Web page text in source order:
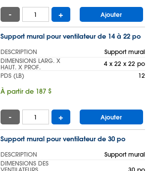
- + Ajouter
Support mural pour ventilateur de 14 à 22 po
DESCRIPTION
Support mural
DIMENSIONS LARG. X
HAUT. X PROF.
4 x 22 x 22 po
PDS (LB)
12
À partir de 187 $
- + Ajouter
Support mural pour ventilateur de 30 po
DESCRIPTION
Support mural
DIMENSIONS DES